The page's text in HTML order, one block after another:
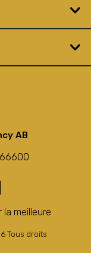
AB
Tous droits
meilleure